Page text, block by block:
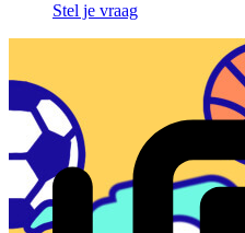
Stel je vraag